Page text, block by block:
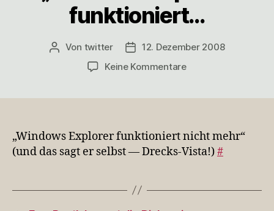
funktioniert…
Beitragsautor
Von twitter Veröffentlichungsdatum
12. Dezember 2008
Keine Kommentarezu
„Windows Explorer funktioniert nicht mehr“
(und das sagt er selbst — Drecks-Vista!)#